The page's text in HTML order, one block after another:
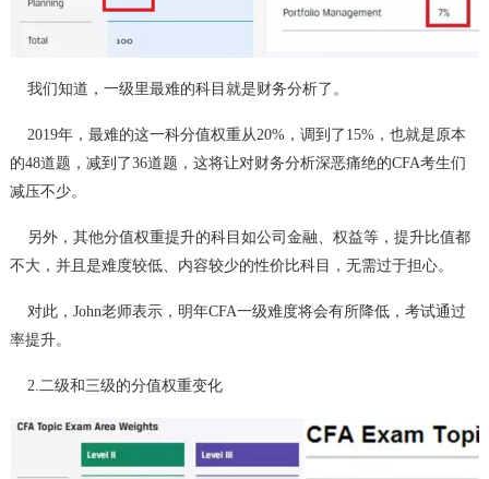
我们知道，一级里最难的科目就是财务分析了。
2019年，最难的这一科分值权重从20%，调到了15%，也就是原本
的48道题，减到了36道题，这将让对财务分析深恶痛绝的CFA考生们
减压不少。
另外，其他分值权重提升的科目如公司金融、权益等，提升比值都
不大，并且是难度较低、内容较少的性价比科目，无需过于担心。
对此，John老师表示，明年CFA一级难度将会有所降低，考试通过
率提升。
2.二级和三级的分值权重变化